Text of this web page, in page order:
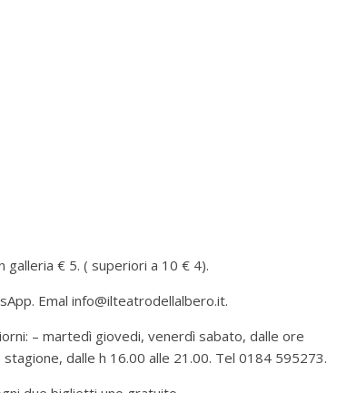
€ 5. ( superiori a 10 € 4).
Emal info@ilteatrodellalbero.it.
– martedì giovedi, venerdì sabato, dalle ore
dalle h 16.00 alle 21.00. Tel 0184 595273.